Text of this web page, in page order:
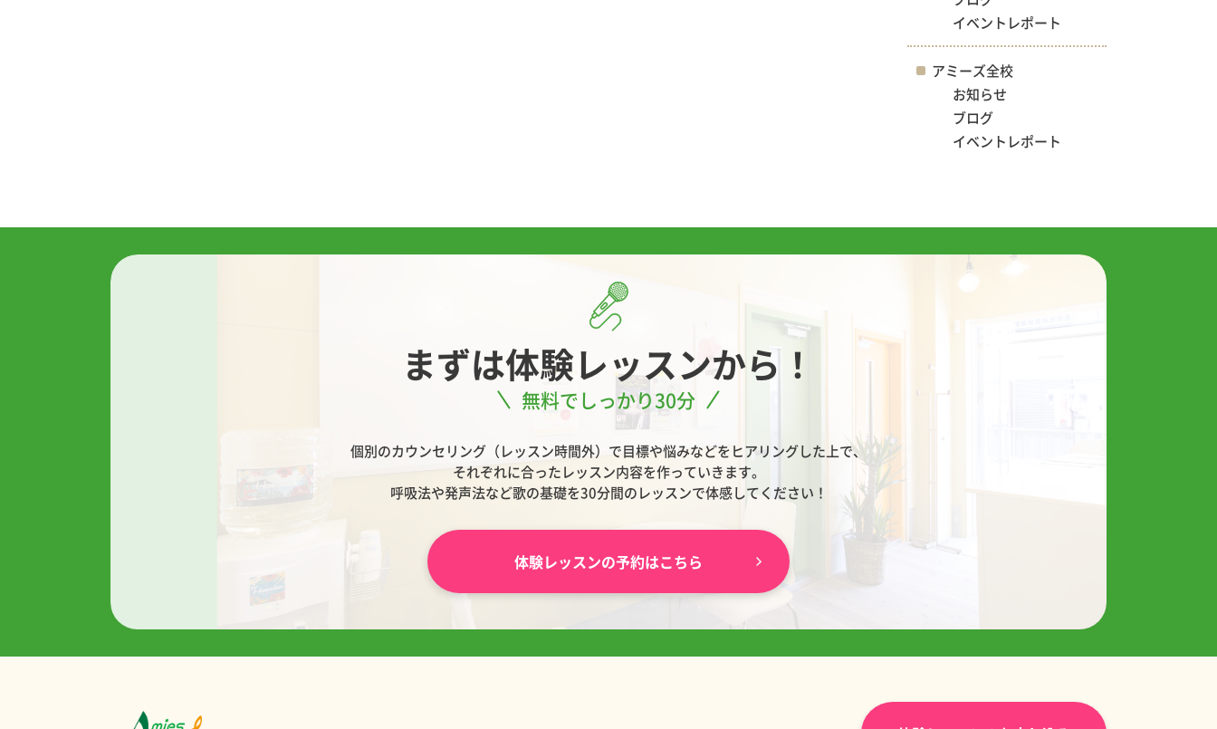
イベントレポート
アミーズ全校
お知らせ
ブログ
イベントレポート
まずは体験レッスンから！
無料でしっかり30分
個別のカウンセリング（レッスン時間外）で目標や悩みなどをヒアリングした上で、
それぞれに合ったレッスン内容を作っていきます。
呼吸法や発声法など歌の基礎を30分間のレッスンで体感してください！
体験レッスンの予約はこちら